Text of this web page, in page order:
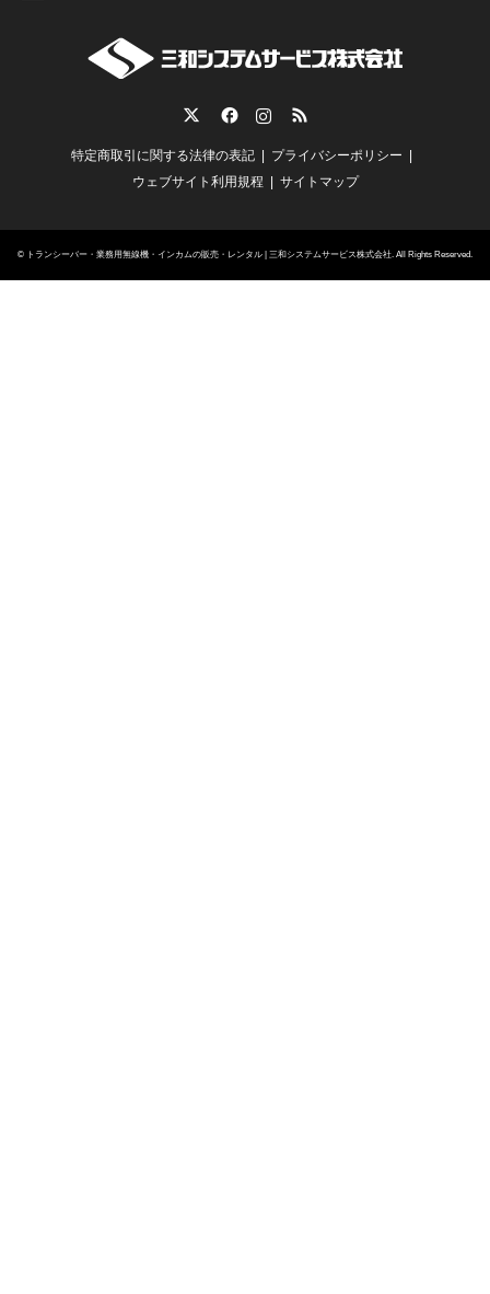
RSS
特定商取引に関する法律の表記
プライバシーポリシー
ウェブサイト利用規程
サイトマップ
© トランシーバー・業務用無線機・インカムの販売・レンタル | 三和システムサービス株式会社. All Rights Reserved.